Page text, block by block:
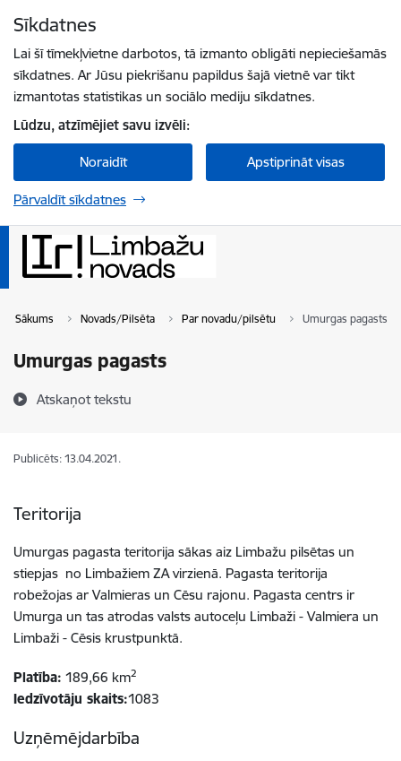
Sīkdatnes
Lai šī tīmekļvietne darbotos, tā izmanto obligāti nepieciešamās
sīkdatnes. Ar Jūsu piekrišanu papildus šajā vietnē var tikt
izmantotas statistikas un sociālo mediju sīkdatnes.
Lūdzu, atzīmējiet savu izvēli:
Noraidīt Apstiprināt visas
Pārvaldīt sīkdatnes
Sākums Novads/Pilsēta Par novadu/pilsētu Umurgas pagasts
Umurgas pagasts
Atskaņot tekstu
Publicēts: 13.04.2021.
Teritorija
Umurgas pagasta teritorija sākas aiz Limbažu pilsētas un
stiepjas no Limbažiem ZA virzienā. Pagasta teritorija
robežojas ar Valmieras un Cēsu rajonu. Pagasta centrs ir
Umurga un tas atrodas valsts autoceļu Limbaži - Valmiera un
Limbaži - Cēsis krustpunktā.
Platība: 189,66 km2
Iedzīvotāju skaits:1083
Uzņēmējdarbība